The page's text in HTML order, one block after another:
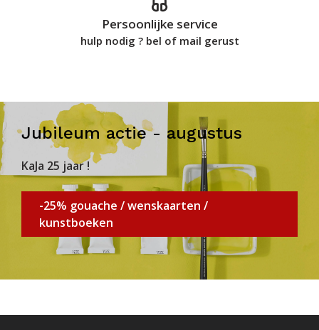
Persoonlijke service
hulp nodig ? bel of mail gerust
Jubileum actie - augustus
KaJa 25 jaar !
-25% gouache / wenskaarten /
kunstboeken